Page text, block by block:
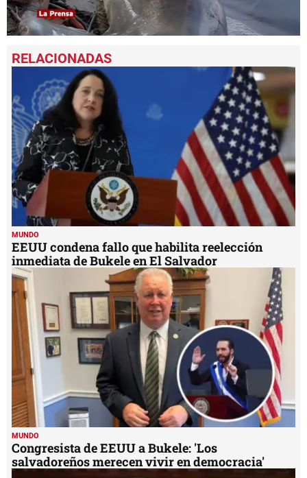
seconds
of
minute,
10
seconds
MUNDO
EEUU condena fallo que habilita reelección
inmediata de Bukele en El Salvador
MUNDO
Congresista de EEUU a Bukele: 'Los
salvadoreños merecen vivir en democracia'